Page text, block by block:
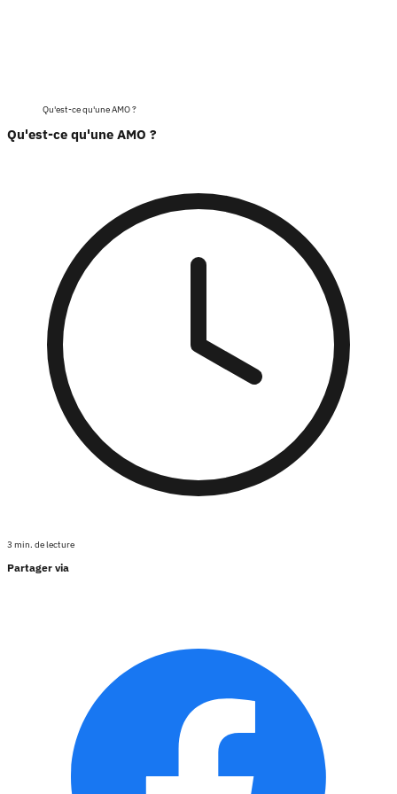
Qu'est-ce qu'une AMO ?
Qu'est-ce qu'une AMO ?
3 min. de lecture
Partager via